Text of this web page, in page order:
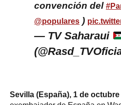
convención del
@populares )
— TV Saharaui
Sevilla (España), 1 de octubre